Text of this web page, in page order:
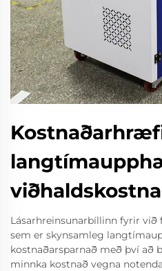
Lásarhreinsunarbíllinn fyrir
sem er skynsamleg
kostnaðarsparnað með því að
minnka kostnað vegna